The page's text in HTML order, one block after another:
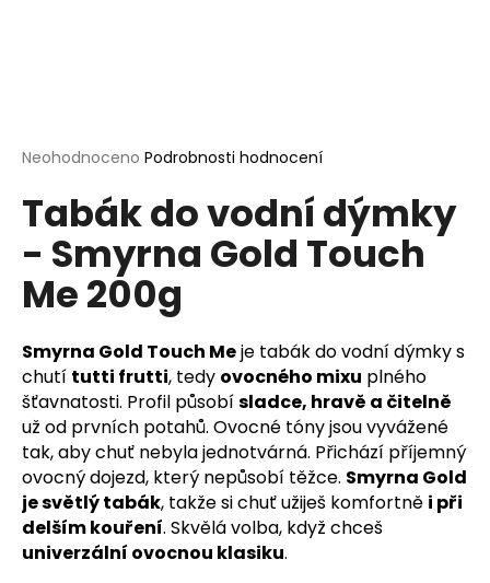
Průměrné
produktu
z
5
hvězdiček.
Neohodnoceno Podrobnosti hodnocení
Tabák do vodní dýmky
- Smyrna Gold Touch
Me 200g
Smyrna Gold Touch Meje tabák do vodní dýmky s
chutí tutti frutti, tedy ovocného mixu plného
šťavnatosti. Profil působísladce, hravě a čitelně
už od prvních potahů. Ovocné tóny jsou vyvážené
tak, aby chuť nebyla jednotvárná. Přichází příjemný
ovocný dojezd, který nepůsobí těžce. Smyrna Gold
je světlý tabák, takže si chuť užiješ komfortně i při
delším kouření. Skvělá volba, když chceš
univerzální ovocnou klasiku.
HLEDAT
D
o
p
o
r
u
č
u
j
e